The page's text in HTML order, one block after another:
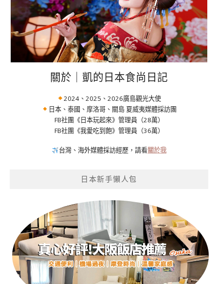
關於｜凱的日本食尚日記
2024、2025、2026廣島觀光大使
日本、泰國、摩洛哥、關島 夏威夷媒體採訪團
FB社團《日本玩起來》管理員（28萬）
FB社團《我愛吃到飽》管理員（36萬）
台灣、海外媒體採訪經歷，請看關於我
日本新手懶人包